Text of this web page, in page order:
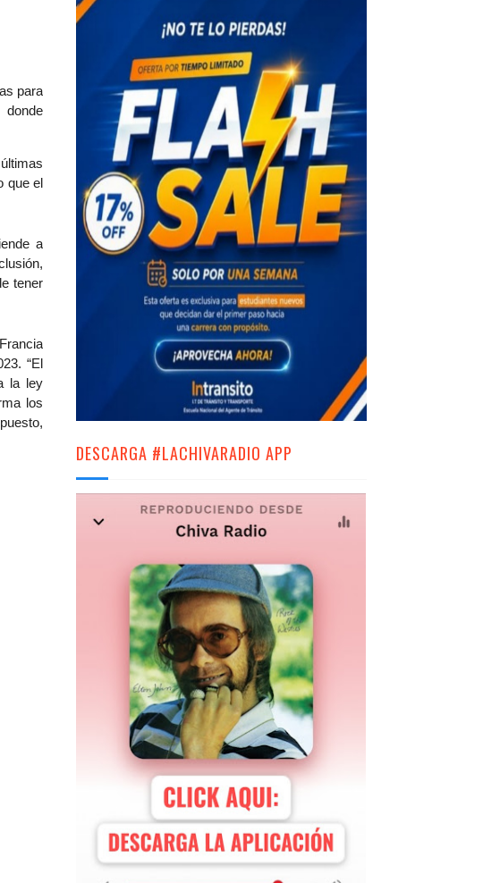
para
que el
a
tener
“El
la ley
los
DESCARGA #LACHIVARADIO APP